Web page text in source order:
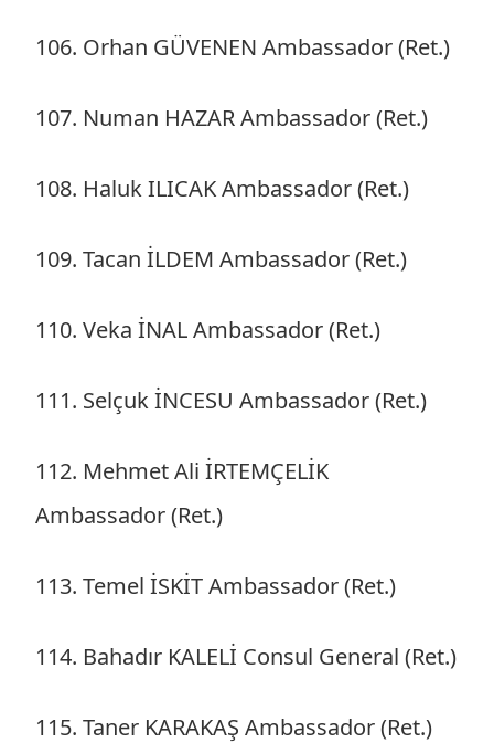
106. Orhan GÜVENEN Ambassador (Ret.)
107. Numan HAZAR Ambassador (Ret.)
108. Haluk ILICAK Ambassador (Ret.)
109. Tacan İLDEM Ambassador (Ret.)
110. Veka İNAL Ambassador (Ret.)
111. Selçuk İNCESU Ambassador (Ret.)
112. Mehmet Ali İRTEMÇELİK
Ambassador (Ret.)
113. Temel İSKİT Ambassador (Ret.)
114. Bahadır KALELİ Consul General (Ret.)
115. Taner KARAKAŞ Ambassador (Ret.)